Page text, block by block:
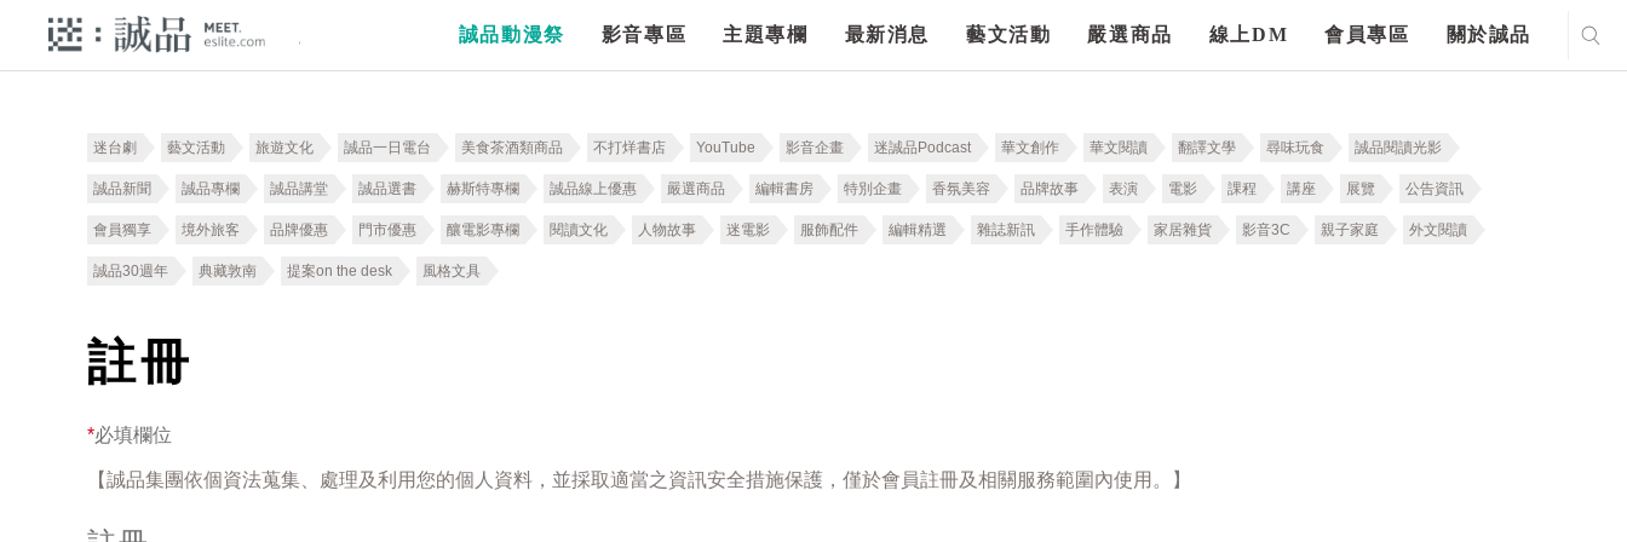
誠品動漫祭 影音專區 主題專欄 最新消息 藝文活動 嚴選商品 線上DM 會員專區 關於誠品
迷台劇 藝文活動 旅遊文化 誠品一日電台 美食茶酒類商品 不打烊書店 YouTube 影音企畫 迷誠品Podcast 華文創作 華文閱讀 翻譯文學 尋味玩食 誠品閱讀光影
誠品新聞 誠品專欄 誠品講堂 誠品選書 赫斯特專欄 誠品線上優惠 嚴選商品 編輯書房 特別企畫 香氛美容 品牌故事 表演 電影 課程 講座 展覽 公告資訊
會員獨享 境外旅客 品牌優惠 門市優惠 釀電影專欄 閱讀文化 人物故事 迷電影 服飾配件 編輯精選 雜誌新訊 手作體驗 家居雜貨 影音3C 親子家庭 外文閱讀
誠品30週年 典藏敦南 提案on the desk 風格文具
註冊
*必填欄位
【誠品集團依個資法蒐集、處理及利用您的個人資料，並採取適當之資訊安全措施保護，僅於會員註冊及相關服務範圍內使用。】